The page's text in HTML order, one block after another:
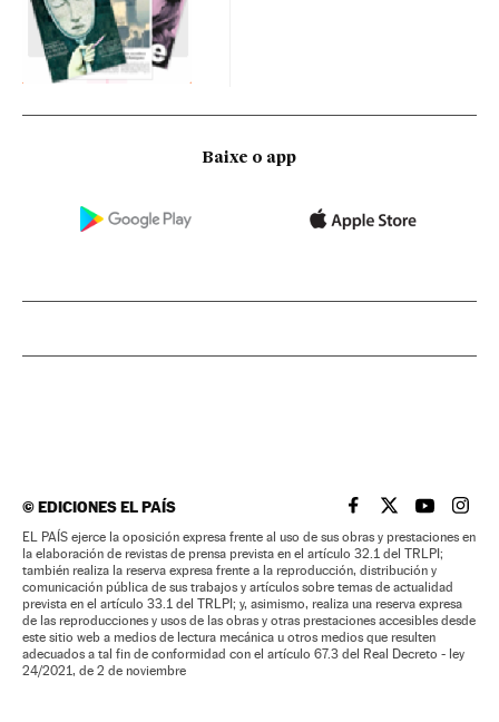
Baixe o app
©EDICIONES EL PAÍS EL PAÍS BRASIL EN
EL PAÍSEL PAÍS
EL
EL PAÍS ejerce la oposición expresa frente al uso de sus obras y prestaciones en
la elaboración de revistas de prensa prevista en el artículo 32.1 del TRLPI;
también realiza la reserva expresa frente a la reproducción, distribución y
comunicación pública de sus trabajos y artículos sobre temas de actualidad
prevista en el artículo 33.1 del TRLPI; y, asimismo, realiza una reserva expresa
de las reproducciones y usos de las obras y otras prestaciones accesibles desde
este sitio web a medios de lectura mecánica u otros medios que resulten
adecuados a tal fin de conformidad con el artículo 67.3 del Real Decreto - ley
24/2021, de 2 de noviembre